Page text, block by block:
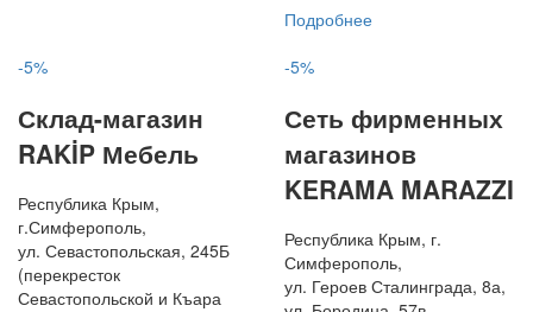
Подробнее
-5%
Склад-магазин
RAKİP Мебель
Республика Крым,
г.Симферополь,
ул. Севастопольская, 245Б
(перекресток
Севастопольской и Къара
-5%
Сеть фирменных
магазинов
KERAMA MARAZZI
Республика Крым, г.
Симферополь,
ул. Героев Сталинграда, 8а,